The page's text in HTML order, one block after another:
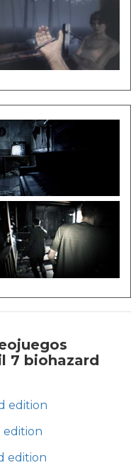
7 biohazard
edition
edition
edition